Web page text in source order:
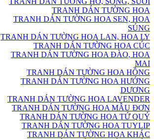
TRANH DÁN TƯỜNG HOA
TRANH DÁN TƯỜNG HOA SEN, HOA
SÚNG
TRANH DÁN TƯỜNG HOA LAN, HOA LY
TRANH DÁN TƯỜNG HOA CÚC
TRANH DÁN TƯỜNG HOA ĐÀO, HOA
MAI
TRANH DÁN TƯỜNG HOA HỒNG
TRANH DÁN TƯỜNG HOA HƯỚNG
DƯƠNG
TRANH DÁN TƯỜNG HOA LAVENDER
TRANH DÁN TƯỜNG HOA MẪU ĐƠN
TRANH DÁN TƯỜNG HOA TỨ QUÝ
TRANH DÁN TƯỜNG HOA TUYLIP
TRANH DÁN TƯỜNG HOA KHÁC